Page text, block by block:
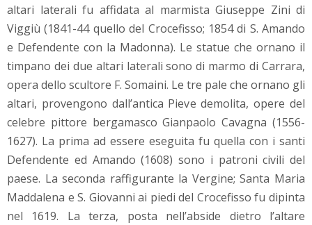
altari laterali fu affidata al marmista Giuseppe Zini di
Viggiù (1841-44 quello del Crocefisso; 1854 di S. Amando
e Defendente con la Madonna). Le statue che ornano il
timpano dei due altari laterali sono di marmo di Carrara,
opera dello scultore F. Somaini. Le tre pale che ornano gli
altari, provengono dall’antica Pieve demolita, opere del
celebre pittore bergamasco Gianpaolo Cavagna (1556-
1627). La prima ad essere eseguita fu quella con i santi
Defendente ed Amando (1608) sono i patroni civili del
paese. La seconda raffigurante la Vergine; Santa Maria
Maddalena e S. Giovanni ai piedi del Crocefisso fu dipinta
nel 1619. La terza, posta nell’abside dietro l’altare